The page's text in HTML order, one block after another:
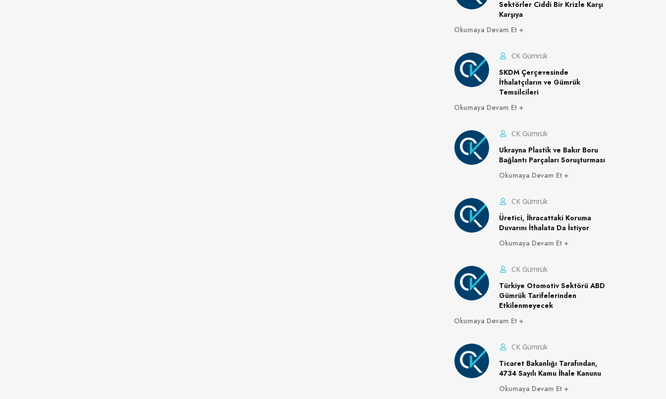
Sektörler Ciddi Bir Krizle Karşı
Karşıya
Okumaya Devam Et
CK Gümrük
SKDM Çerçevesinde
İthalatçıların ve Gümrük
Temsilcileri
Okumaya Devam Et
CK Gümrük
Ukrayna Plastik ve Bakır Boru
Bağlantı Parçaları Soruşturması
Okumaya Devam Et
CK Gümrük
Üretici, İhracattaki Koruma
Duvarını İthalata Da İstiyor
Okumaya Devam Et
CK Gümrük
Türkiye Otomotiv Sektörü ABD
Gümrük Tarifelerinden
Etkilenmeyecek
Okumaya Devam Et
CK Gümrük
Ticaret Bakanlığı Tarafından,
4734 Sayılı Kamu İhale Kanunu
Okumaya Devam Et